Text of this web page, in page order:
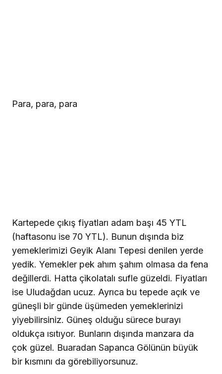
Para, para, para
Kartepede çıkış fiyatları adam başı 45 YTL
(haftasonu ise 70 YTL). Bunun dışında biz
yemeklerimizi Geyik Alanı Tepesi denilen yerde
yedik. Yemekler pek ahım şahım olmasa da fena
değillerdi. Hatta çikolatalı sufle güzeldi. Fiyatları
ise Uludağdan ucuz. Ayrıca bu tepede açık ve
güneşli bir günde üşümeden yemeklerinizi
yiyebilirsiniz. Güneş olduğu sürece burayı
oldukça ısıtıyor. Bunların dışında manzara da
çok güzel. Buaradan Sapanca Gölünün büyük
bir kısmını da görebiliyorsunuz.